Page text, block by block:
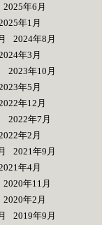
2025年6月
年1月
2024年8月
年3月
2023年10月
年5月
年12月
2022年7月
年2月
2021年9月
年4月
2020年11月
2020年2月
2019年9月